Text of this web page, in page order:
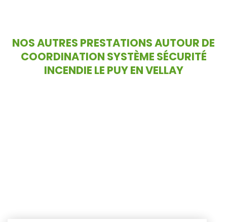
NOS AUTRES PRESTATIONS AUTOUR DE
COORDINATION SYSTÈME SÉCURITÉ
INCENDIE LE PUY EN VELLAY